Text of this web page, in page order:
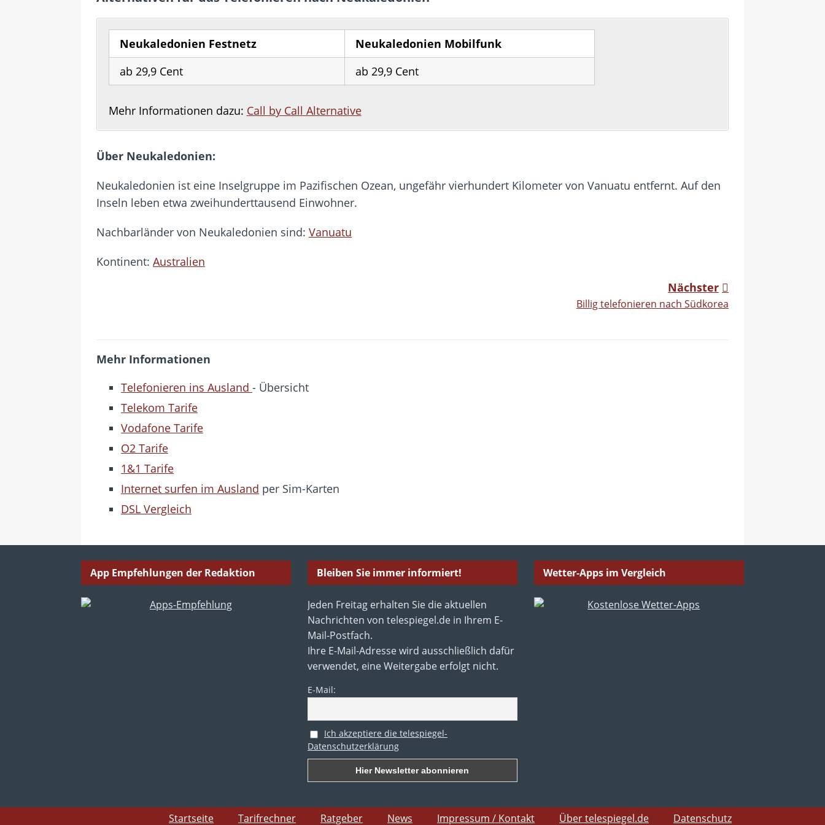
Neukaledonien Festnetz
Neukaledonien Mobilfunk
ab 29,9 Cent
ab 29,9 Cent
Mehr Informationen dazu: Call by Call Alternative
Über Neukaledonien:
Neukaledonien ist eine Inselgruppe im Pazifischen Ozean, ungefähr vierhundert Kilometer von Vanuatu entfernt. Auf den
Inseln leben etwa zweihunderttausend Einwohner.
Nachbarländer von Neukaledonien sind: Vanuatu
Kontinent: Australien
Nächster
Billig telefonieren nach Südkorea
Mehr Informationen
Telefonieren ins Ausland - Übersicht
Telekom Tarife
Vodafone Tarife
O2 Tarife
1&1 Tarife
Internet surfen im Ausland per Sim-Karten
DSL Vergleich
App Empfehlungen der Redaktion Bleiben Sie immer informiert!
Jeden Freitag erhalten Sie die aktuellen
Nachrichten von telespiegel.de in Ihrem E-
Mail-Postfach.
Ihre E-Mail-Adresse wird ausschließlich dafür
verwendet, eine Weitergabe erfolgt nicht.
E-Mail:
Ich akzeptiere die telespiegel-
Datenschutzerklärung
Wetter-Apps im Vergleich
Startseite Tarifrechner Ratgeber News Impressum / Kontakt Über telespiegel.de Datenschutz